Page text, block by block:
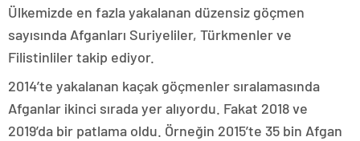
Ülkemizde en fazla yakalanan düzensiz göçmen
sayısında Afganları Suriyeliler, Türkmenler ve
Filistinliler takip ediyor.
2014’te yakalanan kaçak göçmenler sıralamasında
Afganlar ikinci sırada yer alıyordu. Fakat 2018 ve
2019’da bir patlama oldu. Örneğin 2015’te 35 bin Afgan